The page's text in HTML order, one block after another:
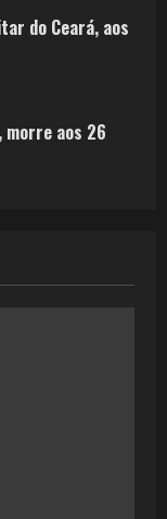
do Ceará, aos
morre aos 26